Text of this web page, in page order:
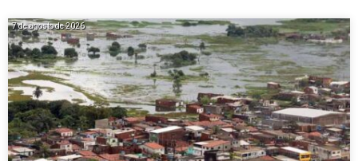
7 de agosto de 2026